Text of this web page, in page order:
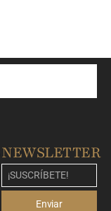
NEWSLETTER
Enviar